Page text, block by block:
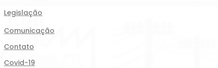
Legislação
Comunicação
Contato
Covid-19